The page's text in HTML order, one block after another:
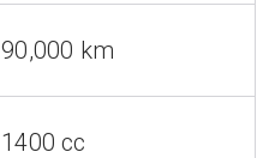
90,000 km
1400 cc